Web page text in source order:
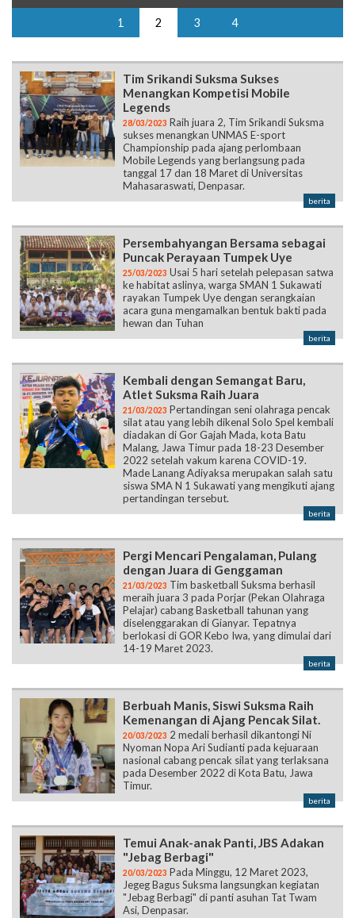
1 2 3 4
Tim Srikandi Suksma Sukses
Menangkan Kompetisi Mobile
Legends
28/03/2023 Raih juara 2, Tim Srikandi Suksma
sukses menangkan UNMAS E-sport
Championship pada ajang perlombaan
Mobile Legends yang berlangsung pada
tanggal 17 dan 18 Maret di Universitas
Mahasaraswati, Denpasar.
berita
Persembahyangan Bersama sebagai
Puncak Perayaan Tumpek Uye
25/03/2023 Usai 5 hari setelah pelepasan satwa
ke habitat aslinya, warga SMAN 1 Sukawati
rayakan Tumpek Uye dengan serangkaian
acara guna mengamalkan bentuk bakti pada
hewan dan Tuhan
berita
Kembali dengan Semangat Baru,
Atlet Suksma Raih Juara
21/03/2023 Pertandingan seni olahraga pencak
silat atau yang lebih dikenal Solo Spel kembali
diadakan di Gor Gajah Mada, kota Batu
Malang, Jawa Timur pada 18-23 Desember
2022 setelah vakum karena COVID-19.
Made Lanang Adiyaksa merupakan salah satu
siswa SMA N 1 Sukawati yang mengikuti ajang
pertandingan tersebut.
berita
Pergi Mencari Pengalaman, Pulang
dengan Juara di Genggaman
21/03/2023 Tim basketball Suksma berhasil
meraih juara 3 pada Porjar (Pekan Olahraga
Pelajar) cabang Basketball tahunan yang
diselenggarakan di Gianyar. Tepatnya
berlokasi di GOR Kebo Iwa, yang dimulai dari
14-19 Maret 2023.
berita
Berbuah Manis, Siswi Suksma Raih
Kemenangan di Ajang Pencak Silat.
20/03/2023 2 medali berhasil dikantongi Ni
Nyoman Nopa Ari Sudianti pada kejuaraan
nasional cabang pencak silat yang terlaksana
pada Desember 2022 di Kota Batu, Jawa
Timur.
berita
Temui Anak-anak Panti, JBS Adakan
"Jebag Berbagi"
20/03/2023 Pada Minggu, 12 Maret 2023,
Jegeg Bagus Suksma langsungkan kegiatan
"Jebag Berbagi" di panti asuhan Tat Twam
Asi, Denpasar.